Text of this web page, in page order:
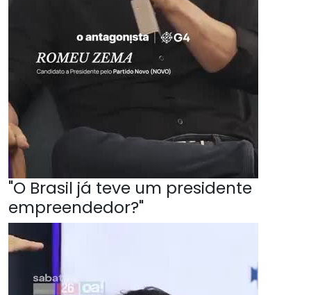
"O Brasil já teve um presidente
empreendedor?"